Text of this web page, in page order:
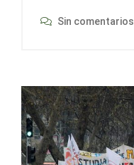
Sin comentarios